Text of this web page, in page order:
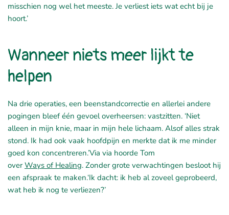
misschien nog wel het meeste. Je verliest iets wat echt bij je
hoort.’
Wanneer niets meer lijkt te
helpen
Na drie operaties, een beenstandcorrectie en allerlei andere
pogingen bleef één gevoel overheersen: vastzitten. ‘Niet
alleen in mijn knie, maar in mijn hele lichaam. Alsof alles strak
stond. Ik had ook vaak hoofdpijn en merkte dat ik me minder
goed kon concentreren.’Via via hoorde Tom
overWays of Healing. Zonder grote verwachtingen besloot hij
een afspraak te maken.‘Ik dacht: ik heb al zoveel geprobeerd,
wat heb ik nog te verliezen?’